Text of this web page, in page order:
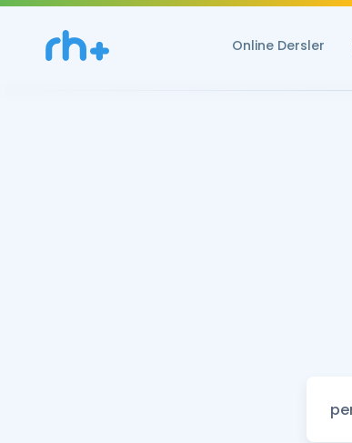
Online Dersler